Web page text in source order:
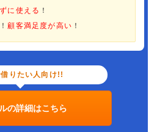
に使える ！
顧客満足度が高い ！
りたい人向け!!
の詳細はこちら